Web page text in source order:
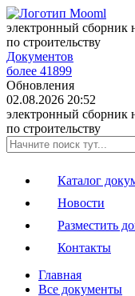
электронный сборник
по строительству
Документов
более 41899
Обновления
02.08.2026 20:52
электронный сборник
по строительству
Каталог
Новости
Разместить
Контакты
Главная
Все документы